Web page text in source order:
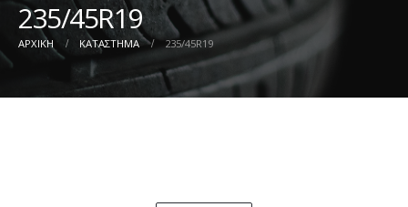
235/45R19
ΑΡΧΙΚΉ ΚΑΤΆΣΤΗΜΑ 235/45R19